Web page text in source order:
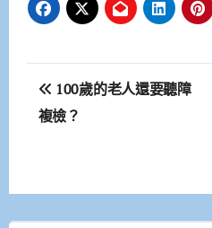
文
章
覽
100歲的老人還要聽障
複檢？